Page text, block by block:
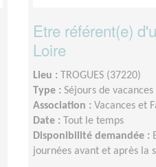
Etre référent(e)
Loire
Lieu :
TROGUES (37220)
Type : Séjours de vacances
Association : Vacances et
Date :
Tout le temps
Disponibilité demandée :
journées avant et après la